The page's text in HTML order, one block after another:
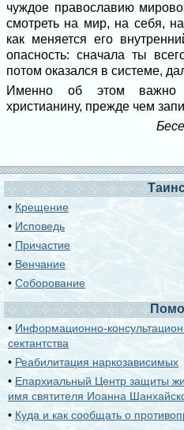
чуждое православию
смотреть на мир, на себя,
как меняется его
опасность: сначала ты
потом оказался в системе,
Именно об этом важно
христианину, прежде чем
• Крещение
• Исповедь
• Причастие
• Венчание
•Соборование
• Информационно-
сектантства
• Реабилитация наркозависимых
• Епархиальный Центр защиты
имя святителя Иоанна
• Куда и как сообщать о